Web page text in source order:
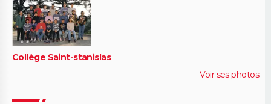
Collège Saint-stanislas
Voir ses photos